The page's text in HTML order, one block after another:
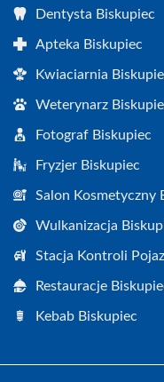
Dentysta Biskupiec
Apteka Biskupiec
Kwiaciarnia
Weterynarz
Fotograf Biskupiec
Fryzjer Biskupiec
Salon Kosmetyczny
Wulkanizacja
Stacja Kontroli
Restauracje
Kebab Biskupiec